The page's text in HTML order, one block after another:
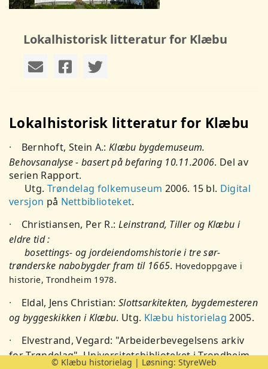
Lokalhistorisk litteratur for Klæbu
Lokalhistorisk litteratur for Klæbu
· Bernhoft, Stein A.: Klæbu bygdemuseum.
Behovsanalyse - basert på befaring 10.11.2006. Del av
serien Rapport.
Utg. Trøndelag folkemuseum 2006. 15 bl. Digital
versjon på Nettbiblioteket.
·
Christiansen, Per R.: Leinstrand, Tiller og Klæbu i
eldre tid :
bosettings- og jordeiendomshistorie i tre sør-
trønderske nabobygder fram til 1665. Hovedoppgave i
historie, Trondheim 1978.
· Eldal, Jens Christian: Slottsarkitekten, bygdemesteren
og byggeskikken i Klæbu. Utg. Klæbu historielag 2005.
·
Elvestrand, Vegard: "Arbeiderbevegelsens arkiv
for Trøndelag". Universitetsbiblioteket i Trondheim,
© Klæbu historielag | Løsning: StyreWeb